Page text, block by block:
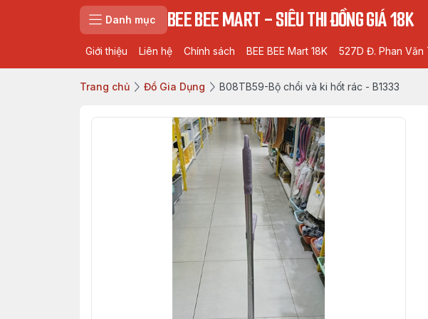
Danh mục BEE BEE MART - SIÊU THI ĐỒNG GIÁ 18K
Giới thiệu Liên hệ Chính sách BEE BEE Mart 18K
Trang chủ Đồ Gia Dụng B08TB59-Bộ chổi và ki hốt rác - B1333